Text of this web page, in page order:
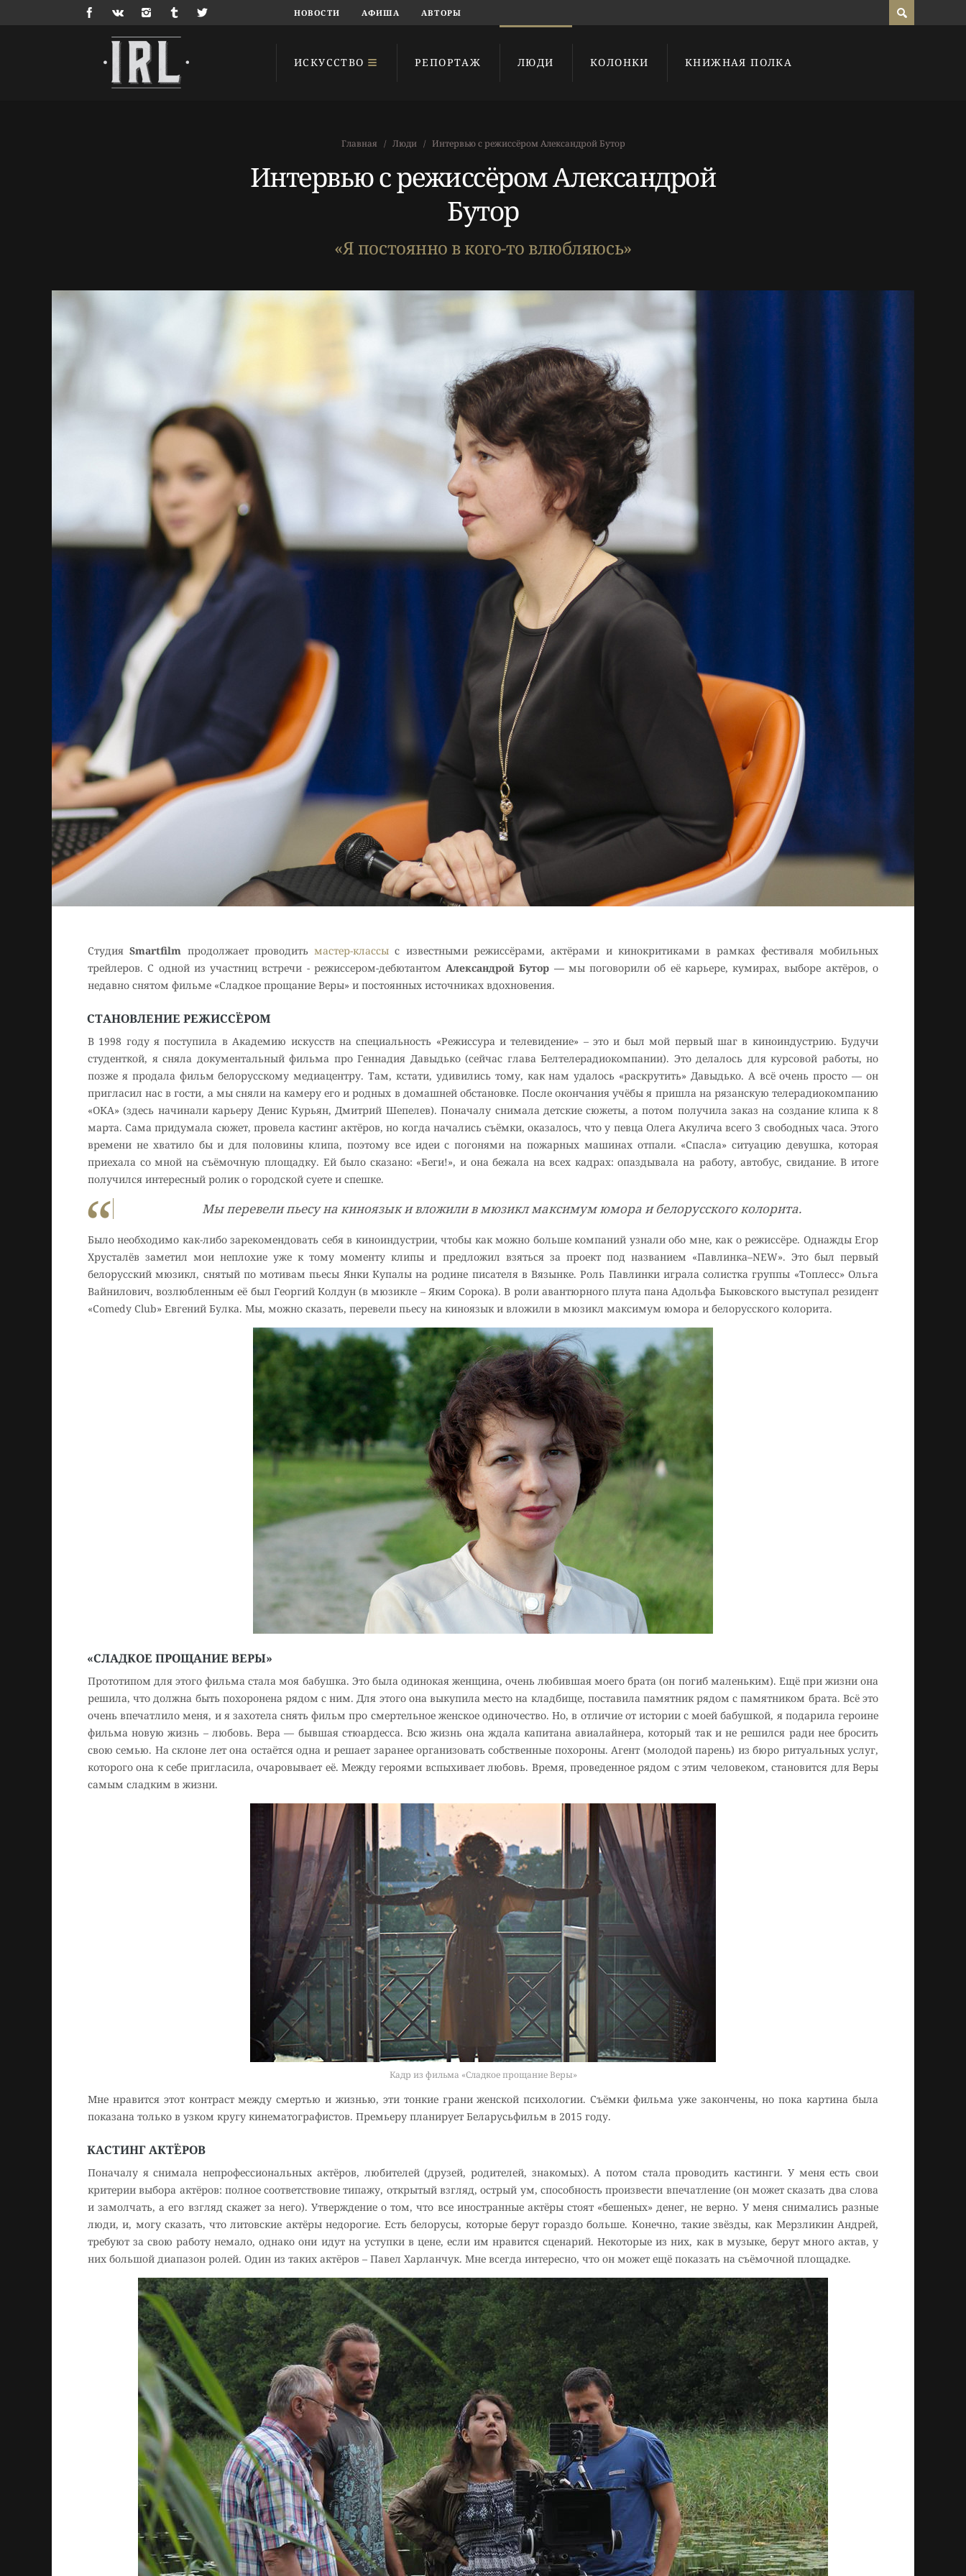
НОВОСТИ АФИША АВТОРЫ
ИСКУССТВО РЕПОРТАЖ ЛЮДИ КОЛОНКИ КНИЖНАЯ ПОЛКА
Главная Люди Интервью с режиссёром Александрой Бутор
Интервью с режиссёром Александрой
Бутор
«Я постоянно в кого-то влюбляюсь»
Студия Smartfilm продолжает проводитьмастер-классы с известными режиссёрами, актёрами и кинокритиками в рамках фестиваля мобильных
трейлеров. С одной из участниц встречи­ ­- режиссером-дебютантомАлександрой Бутор —мы поговорили об её карьере, кумирах, выборе актёров, о
недавно снятом фильме «Сладкое прощание Веры» и постоянных источниках вдохновения.
СТАНОВЛЕНИЕ РЕЖИССЁРОМ
В 1998 году я поступила в Академию искусств на специальность «Режиссура и телевидение» – это и был мой первый шаг в киноиндустрию. Будучи
студенткой, я сняла документальный фильма про Геннадия Давыдько (сейчас глава Белтелерадиокомпании). Это делалось для курсовой работы, но
позже я продала фильм белорусскому медиацентру. Там, кстати, удивились тому, как нам удалось «раскрутить» Давыдько. А всё очень просто — он
пригласил нас в гости, а мы сняли на камеру его и родных в домашней обстановке. После окончания учёбы я пришла на рязанскую телерадиокомпанию
«ОКА» (здесь начинали карьеру Денис Курьян, Дмитрий Шепелев). Поначалу снимала детские сюжеты, а потом получила заказ на создание клипа к 8
марта. Сама придумала сюжет, провела кастинг актёров, но когда начались съёмки, оказалось, что у певца Олега Акулича всего 3 свободных часа. Этого
времени не хватило бы и для половины клипа, поэтому все идеи с погонями на пожарных машинах отпали. «Спасла» ситуацию девушка, которая
приехала со мной на съёмочную площадку. Ей было сказано: «Беги!», и она бежала на всех кадрах: опаздывала на работу, автобус, свидание. В итоге
получился интересный ролик о городской суете и спешке.
Мы перевели пьесу на киноязык и вложили в мюзикл максимум юмора и белорусского колорита.
Было необходимо как-либо зарекомендовать себя в киноиндустрии, чтобы как можно больше компаний узнали обо мне, как о режиссёре. Однажды Егор
Хрусталёв заметил мои неплохие уже к тому моменту клипы и предложил взяться за проект под названием «Павлинка–NEW». Это был первый
белорусский мюзикл, снятый по мотивам пьесы Янки Купалы на родине писателя в Вязынке. Роль Павлинки играла солистка группы «Топлесс» Ольга
Вайнилович, возлюбленным её был Георгий Колдун (в мюзикле – Яким Сорока). В роли авантюрного плута пана Адольфа Быковского выступал резидент
«Comedy Club» Евгений Булка. Мы, можно сказать, перевели пьесу на киноязык и вложили в мюзикл максимум юмора и белорусского колорита.
«СЛАДКОЕ ПРОЩАНИЕ ВЕРЫ»
Прототипом для этого фильма стала моя бабушка. Это была одинокая женщина, очень любившая моего брата (он погиб маленьким). Ещё при жизни она
решила, что должна быть похоронена рядом с ним. Для этого она выкупила место на кладбище, поставила памятник рядом с памятником брата. Всё это
очень впечатлило меня, и я захотела снять фильм про смертельное женское одиночество. Но, в отличие от истории с моей бабушкой, я подарила героине
фильма новую жизнь – любовь. Вера — бывшая стюардесса. Всю жизнь она ждала капитана авиалайнера, который так и не решился ради нее бросить
свою семью. На склоне лет она остаётся одна и решает заранее организовать собственные похороны. Агент (молодой парень) из бюро ритуальных услуг,
которого она к себе пригласила, очаровывает её. Между героями вспыхивает любовь. Время, проведенное рядом с этим человеком, становится для Веры
самым сладким в жизни.
Кадр из фильма «Сладкое прощание Веры»
Мне нравится этот контраст между смертью и жизнью, эти тонкие грани женской психологии. Съёмки фильма уже закончены, но пока картина была
показана только в узком кругу кинематографистов. Премьеру планирует Беларусьфильм в 2015 году.
КАСТИНГ АКТЁРОВ
Поначалу я снимала непрофессиональных актёров, любителей (друзей, родителей, знакомых). А потом стала проводить кастинги. У меня есть свои
критерии выбора актёров: полное соответствовие типажу, открытый взгляд, острый ум, способность произвести впечатление (он может сказать два слова
и замолчать, а его взгляд скажет за него). Утверждение о том, что все иностранные актёры стоят «бешеных» денег, не верно. У меня снимались разные
люди, и, могу сказать, что литовские актёры недорогие. Есть белорусы, которые берут гораздо больше. Конечно, такие звёзды, как Мерзликин Андрей,
требуют за свою работу немало, однако они идут на уступки в цене, если им нравится сценарий. Некоторые из них, как в музыке, берут много актав, у
них большой диапазон ролей. Один из таких актёров – Павел Харланчук. Мне всегда интересно, что он может ещё показать на съёмочной площадке.